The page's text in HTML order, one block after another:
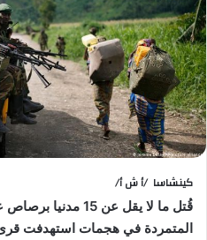
كينشاسا /أ ش أ/
قُتل ما لا يقل عن 15 مدنيا برصاص عناصر
المتمردة في هجمات استهدفت